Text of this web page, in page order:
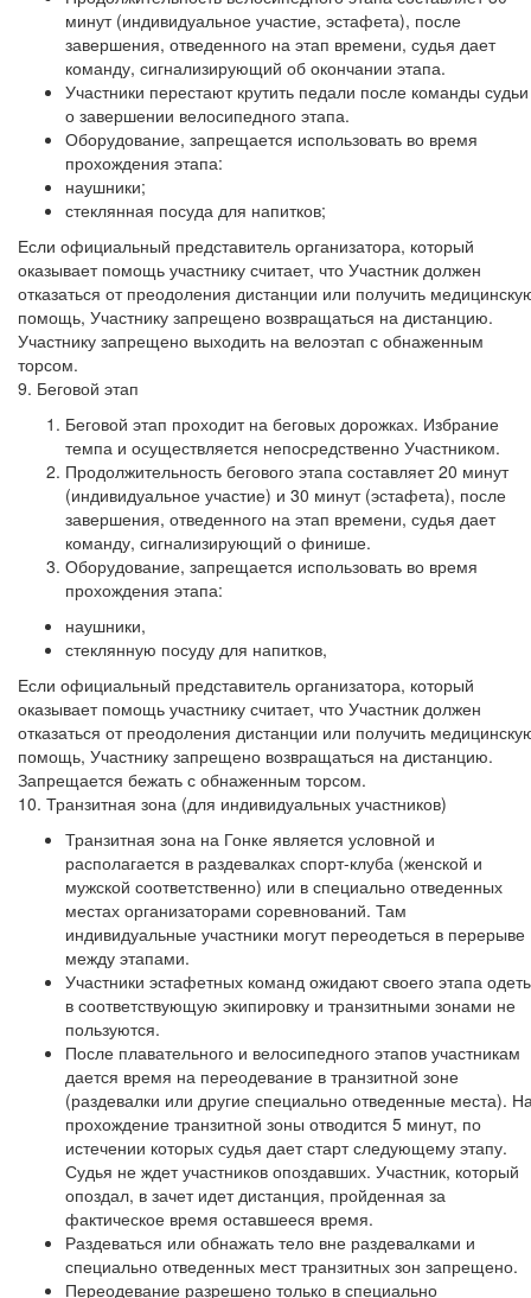
минут (индивидуальное участие, эстафета), после
завершения, отведенного на этап времени, судья дает
команду, сигнализирующий об окончании этапа.
Участники перестают крутить педали после команды судьи
о завершении велосипедного этапа.
Оборудование, запрещается использовать во время
прохождения этапа:
наушники;
стеклянная посуда для напитков;
Если официальный представитель организатора, который
оказывает помощь участнику считает, что Участник должен
отказаться от преодоления дистанции или получить
помощь, Участнику запрещено возвращаться на дистанцию.
Участнику запрещено выходить на велоэтап с обнаженным
торсом.
9. Беговой этап
Беговой этап проходит на беговых дорожках. Избрание
темпа и осуществляется непосредственно Участником.
Продолжительность бегового этапа составляет 20 минут
(индивидуальное участие) и 30 минут (эстафета), после
завершения, отведенного на этап времени, судья дает
команду, сигнализирующий о финише.
Оборудование, запрещается использовать во время
прохождения этапа:
наушники,
стеклянную посуду для напитков,
Если официальный представитель организатора, который
оказывает помощь участнику считает, что Участник должен
отказаться от преодоления дистанции или получить
помощь, Участнику запрещено возвращаться на дистанцию.
Запрещается бежать с обнаженным торсом.
10. Транзитная зона (для индивидуальных участников)
Транзитная зона на Гонке является условной и
располагается в раздевалках спорт-клуба (женской и
мужской соответственно) или в специально отведенных
местах организаторами соревнований. Там
индивидуальные участники могут переодеться в перерыве
между этапами.
Участники эстафетных команд ожидают своего этапа
в соответствующую экипировку и транзитными зонами не
пользуются.
После плавательного и велосипедного этапов участникам
дается время на переодевание в транзитной зоне
(раздевалки или другие специально отведенные места).
прохождение транзитной зоны отводится 5 минут, по
истечении которых судья дает старт следующему этапу.
Судья не ждет участников опоздавших. Участник, который
опоздал, в зачет идет дистанция, пройденная за
фактическое время оставшееся время.
Раздеваться или обнажать тело вне раздевалками и
специально отведенных мест транзитных зон запрещено.
Переодевание разрешено только в специально